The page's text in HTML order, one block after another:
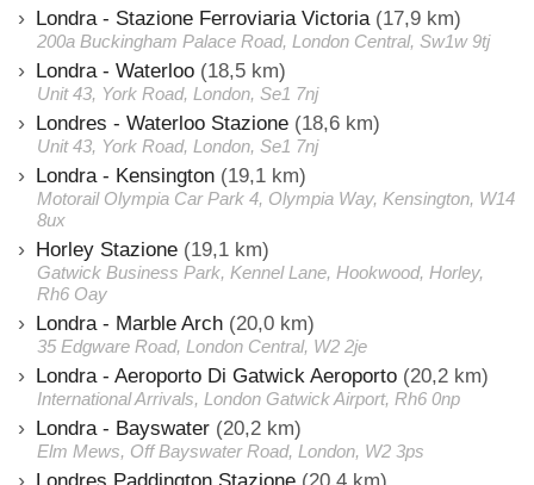
Londra - Stazione Ferroviaria Victoria (17,9 km)
200a Buckingham Palace Road, London Central, Sw1w 9tj
Londra - Waterloo (18,5 km)
Unit 43, York Road, London, Se1 7nj
Londres - Waterloo Stazione (18,6 km)
Unit 43, York Road, London, Se1 7nj
Londra - Kensington (19,1 km)
Motorail Olympia Car Park 4, Olympia Way, Kensington, W14
8ux
Horley Stazione (19,1 km)
Gatwick Business Park, Kennel Lane, Hookwood, Horley,
Rh6 Oay
Londra - Marble Arch (20,0 km)
35 Edgware Road, London Central, W2 2je
Londra - Aeroporto Di Gatwick Aeroporto (20,2 km)
International Arrivals, London Gatwick Airport, Rh6 0np
Londra - Bayswater (20,2 km)
Elm Mews, Off Bayswater Road, London, W2 3ps
Londres Paddington Stazione (20,4 km)